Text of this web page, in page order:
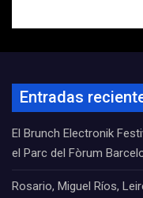
Entradas
El Brunch Electronik
el Parc del Fòrum
Rosario, Miguel Ríos,